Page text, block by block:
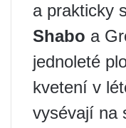
a prakticky
Shabo a
jednoleté
kvetení v
vysévají na